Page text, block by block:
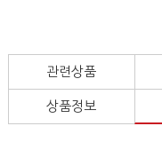
관련상품
상품정보